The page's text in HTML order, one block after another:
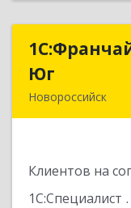
Юг
Новороссийск
Клиентов на
1С:Специалист